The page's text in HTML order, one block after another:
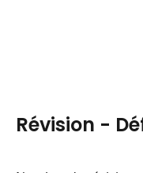
Révision -